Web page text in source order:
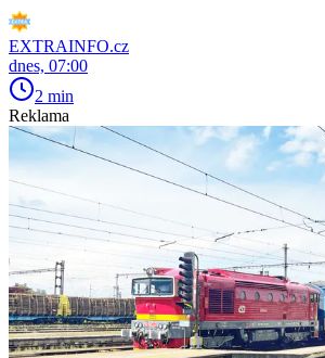
EXTRAINFO.cz
dnes, 07:00
2 min
Reklama